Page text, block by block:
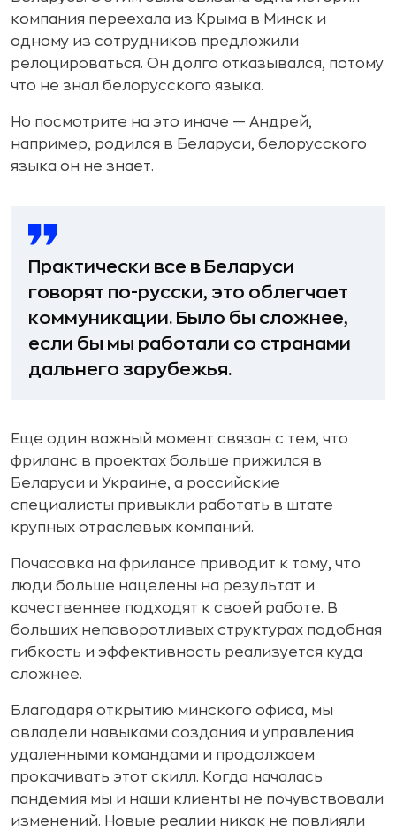
компания переехала из Крыма в Минск и
одному из сотрудников предложили
релоцироваться. Он долго отказывался, потому
что не знал белорусского языка.
Но посмотрите на это иначе — Андрей,
например, родился в Беларуси, белорусского
языка он не знает.
Практически все в Беларуси
говорят по-русски, это облегчает
коммуникации. Было бы сложнее,
если бы мы работали со странами
дальнего зарубежья.
Еще один важный момент связан с тем, что
фриланс в проектах больше прижился в
Беларуси и Украине, а российские
специалисты привыкли работать в штате
крупных отраслевых компаний.
Почасовка на фрилансе приводит к тому, что
люди больше нацелены на результат и
качественнее подходят к своей работе. В
больших неповоротливых структурах подобная
гибкость и эффективность реализуется куда
сложнее.
Благодаря открытию минского офиса, мы
овладели навыками создания и управления
удаленными командами и продолжаем
прокачивать этот скилл. Когда началась
пандемия мы и наши клиенты не почувствовали
изменений. Новые реалии никак не повлияли